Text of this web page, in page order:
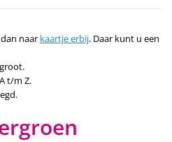
naar kaartje erbij. Daar kunt u een
groot.
t/m Z.